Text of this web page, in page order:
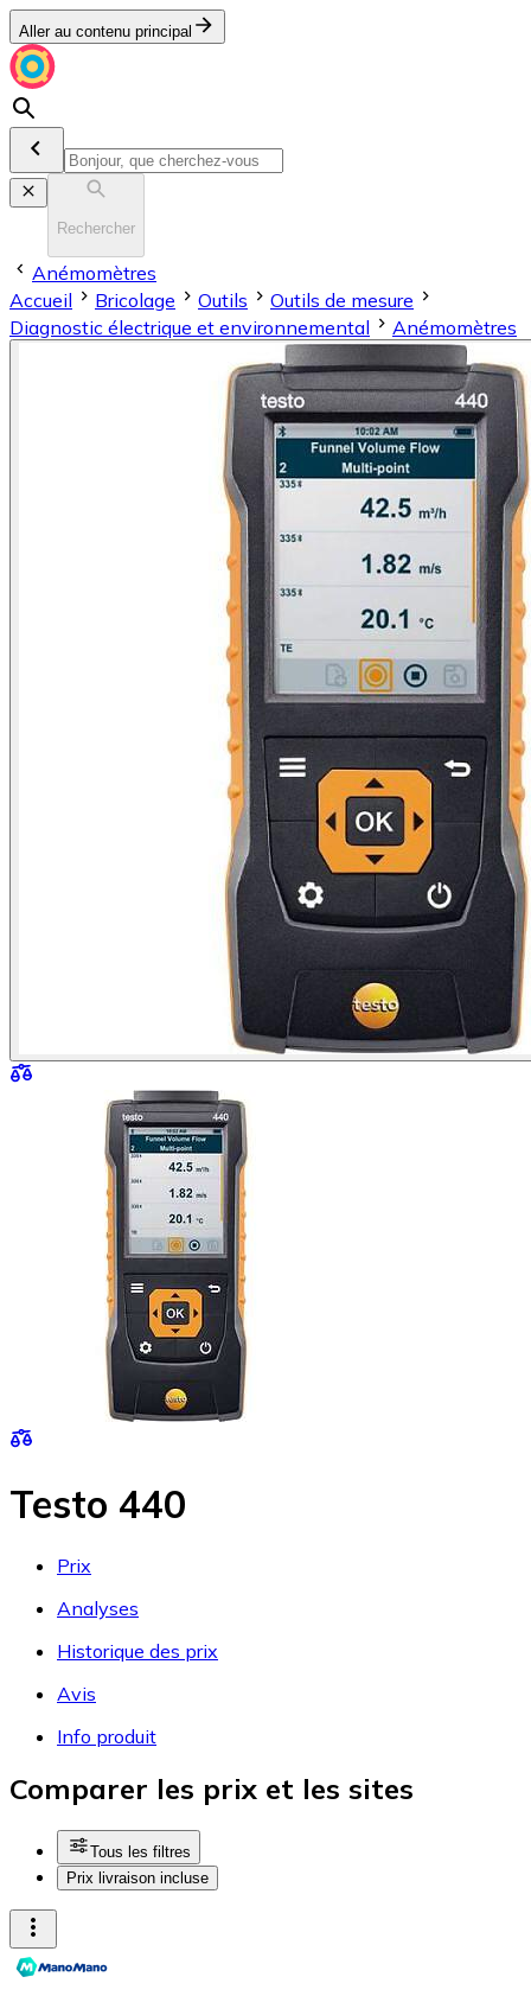
Aller au contenu principal
Rechercher
Anémomètres
Accueil
Bricolage Outils
Outils de mesure
Diagnostic électrique et environnemental
Anémomètres
Testo 440
Prix
Analyses
Historique des prix
Avis
Info produit
Comparer les prix et les sites
Tous les filtres
Prix livraison incluse